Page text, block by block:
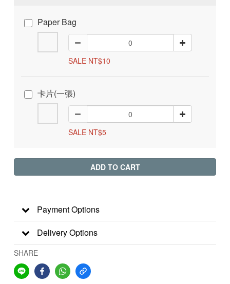
Paper Bag
SALE NT$10
卡片(一張)
SALE NT$5
ADD TO CART
Payment Options
Delivery Options
SHARE